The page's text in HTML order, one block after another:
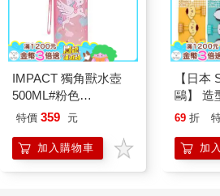
IMPACT 獨角獸水壺
500ML#粉色
IM00B11PK
特價 359 元
加入購物車
【日本
鷗】 造
(8款可
企鵝
69 折
加